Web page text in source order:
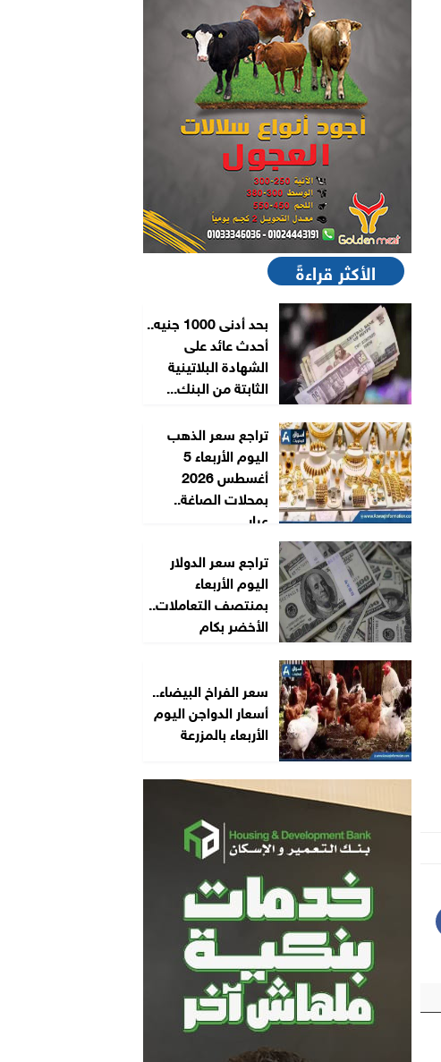
الأكثر قراءةً
بحد أدنى 1000 جنيه..
أحدث عائد على
الشهادة البلاتينية
الثابتة من البنك...
تراجع سعر الذهب
اليوم الأربعاء 5
أغسطس 2026
بمحلات الصاغة..
عيار...
تراجع سعر الدولار
اليوم الأربعاء
بمنتصف التعاملات..
الأخضر بكام
سعر الفراخ البيضاء..
أسعار الدواجن اليوم
الأربعاء بالمزرعة